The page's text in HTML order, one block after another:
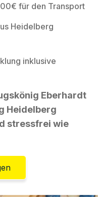
für den Transport
Heidelberg
inklusive
Eberhardt
Heidelberg
stressfrei wie